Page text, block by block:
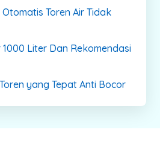
Toren Air Tidak
1000 Liter Dan Rekomendasi
yang Tepat Anti Bocor